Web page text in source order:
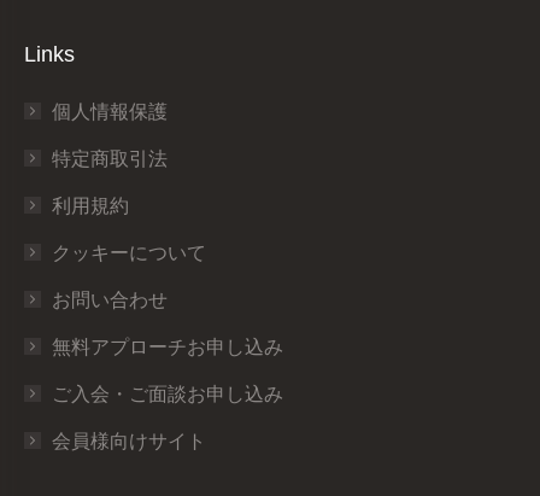
Links
個人情報保護
特定商取引法
利用規約
クッキーについて
お問い合わせ
無料アプローチお申し込み
ご入会・ご面談お申し込み
会員様向けサイト